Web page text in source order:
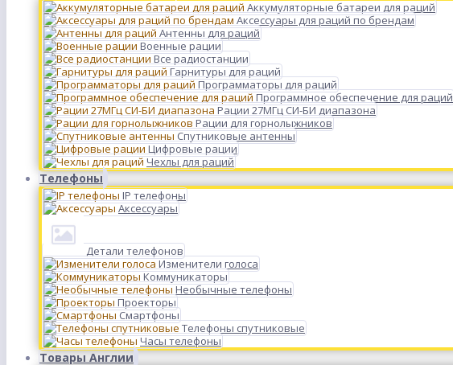
Аккумуляторные батареи для раций
Аксессуары для раций по брендам
Антенны для раций
Военные рации
Все радиостанции
Гарнитуры для раций
Программаторы для раций
Программное обеспечение для раций
Рации 27МГц СИ-БИ диапазона
Рации для горнолыжников
Спутниковые антенны
Цифровые рации
Чехлы для раций
Телефоны
IP телефоны
Аксессуары
Детали телефонов
Изменители голоса
Коммуникаторы
Необычные телефоны
Проекторы
Смартфоны
Телефоны спутниковые
Часы телефоны
Товары Англии